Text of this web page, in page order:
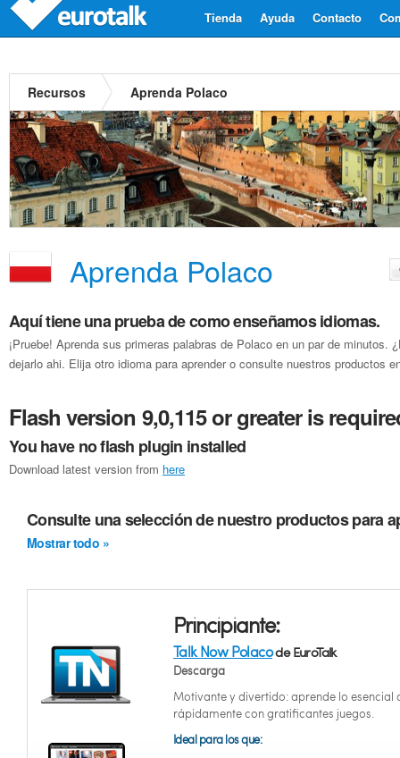
Contacto
Ayuda
Tienda
Recursos Aprenda Polaco
Aprenda Polaco
Aquí tiene una prueba de como enseñamos idiomas.
¡Pruebe! Aprenda sus primeras palabras de Polaco en un par de minutos.
dejarlo ahi. Elija otro idioma para aprender o consulte nuestros productos
Flash version 9,0,115 or greater is
You have no flash plugin installed
Download latest version from here
Consulte una selección de nuestro productos para
Mostrar todo »
Principiante:
Talk Now Polacode EuroTalk
Descarga
Motivante y divertido: aprende lo esencial
rápidamente con gratificantes juegos.
Ideal para los que: